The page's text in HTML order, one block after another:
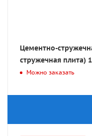
Цементно-
стружечная плита)
Можно заказать